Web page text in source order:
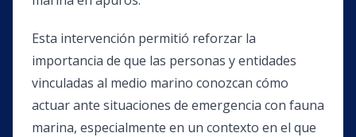
Esta intervención permitió reforzar la
importancia de que las personas y entidades
vinculadas al medio marino conozcan cómo
actuar ante situaciones de emergencia con fauna
marina, especialmente en un contexto en el que